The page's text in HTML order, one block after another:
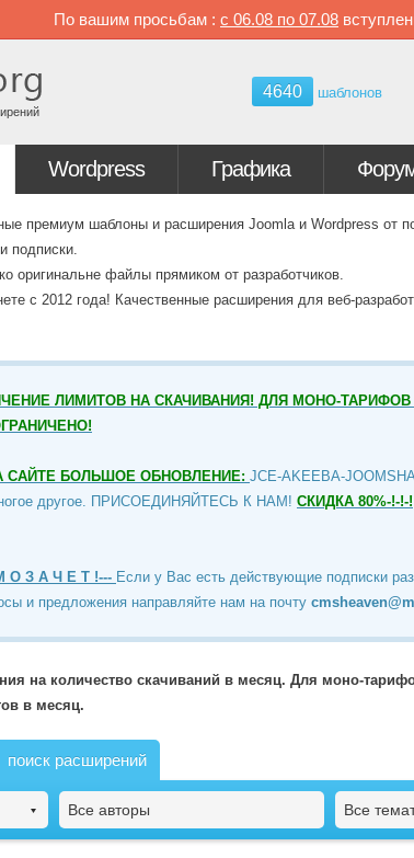
По вашим просьбам : с 06.08 по 07.08
4640 шаблонов
Wordpress Графика
премиум шаблоны и расширения Joomla и Wordpress от
подписки.
оригинальне файлы прямиком от разработчиков.
с 2012 года! Качественные расширения для веб-
ЛИМИТОВ НА СКАЧИВАНИЯ! ДЛЯ МОНО-
САЙТЕ БОЛЬШОЕ ОБНОВЛЕНИЕ: JCE-AKEEBA-
другое. ПРИСОЕДИНЯЙТЕСЬ К НАМ! СКИДКА 80%-!-!-!
О З А Ч Е Т !--- Если у Вас есть действующие подписки
и предложения направляйте нам на почту
на количество скачиваний в месяц. Для моно-
в месяц.
поиск расширений
Все авторы Все